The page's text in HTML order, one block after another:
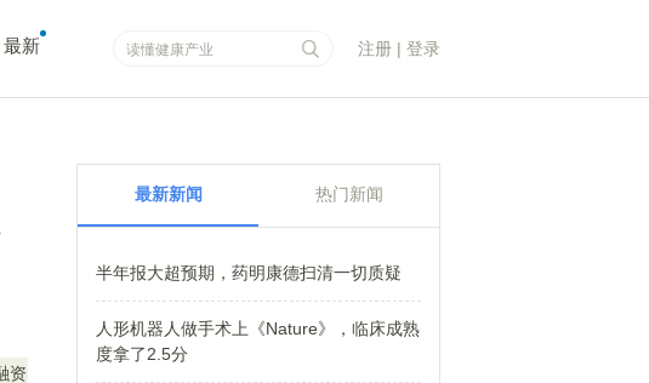
最新 注册 | 登录
最新新闻 热门新闻
半年报大超预期，药明康德扫清一切质疑
人形机器人做手术上《Nature》，临床成熟
度拿了2.5分